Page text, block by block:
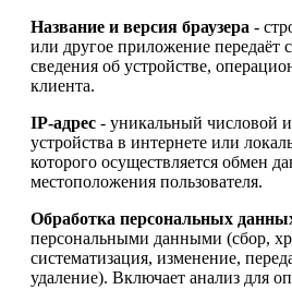
Название и версия браузера -
или другое приложение передаёт
сведения об устройстве,
клиента.
IP-адрес - уникальный числовой
устройства в интернете или
которого осуществляется обмен
местоположения пользователя.
Обработка персональных
персональными данными (сбор,
систематизация, изменение,
удаление). Включает анализ для